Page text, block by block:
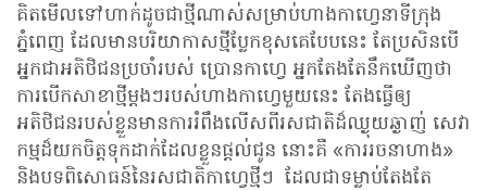
គិតមើលទៅហាក់ដូចជាថ្មីណាស់សម្រាប់ហាងកាហ្វេនាទីក្រុង
ភ្នំពេញ ដែលមានបរិយាកាសថ្មីប្លែកខុសគេបែបនេះ តែប្រសិនបើ
អ្នកជាអតិថិជនប្រចាំរបស់ ប្រោនកាហ្វេ អ្នកតែងតែនឹកឃើញថា
ការបើកសាខាថ្មីម្តងៗរបស់ហាងកាហ្វេមួយនេះ តែងធ្វើឲ្យ
អតិថិជនរបស់ខ្លួនមានការរំពឹងលើសពីរសជាតិដ៏ឈ្ងុយឆ្ងាញ់ សេវា
កម្មដ៏យកចិត្តទុកដាក់ដែលខ្លួនផ្តល់ជូន នោះគឺ «ការរចនាហាង»
និងបទពិសោធន៍នៃរសជាតិកាហ្វេថ្មីៗ ដែលជាទម្លាប់តែងតែ